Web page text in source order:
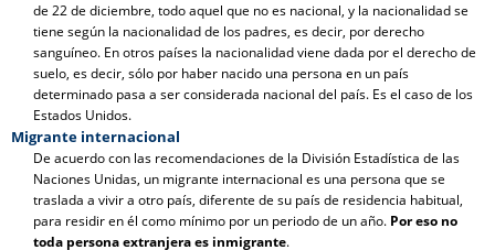
de 22 de diciembre, todo aquel que no es nacional, y la nacionalidad se
tiene según la nacionalidad de los padres, es decir, por derecho
sanguíneo. En otros países la nacionalidad viene dada por el derecho de
suelo, es decir, sólo por haber nacido una persona en un país
determinado pasa a ser considerada nacional del país. Es el caso de los
Estados Unidos.
Migrante internacional
De acuerdo con las recomendaciones de la División Estadística de las
Naciones Unidas, un migrante internacional es una persona que se
traslada a vivir a otro país, diferente de su país de residencia habitual,
para residir en él como mínimo por un periodo de un año. Por eso no
toda persona extranjera es inmigrante.